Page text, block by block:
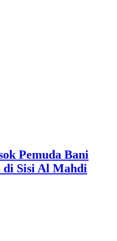
Pemuda Bani
Sisi Al Mahdi